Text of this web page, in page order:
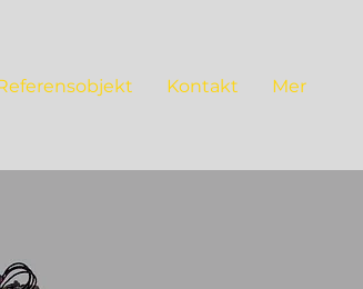
Kontakt Mer